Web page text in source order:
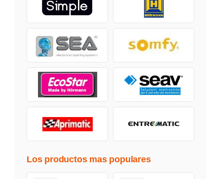
Los productos mas populares